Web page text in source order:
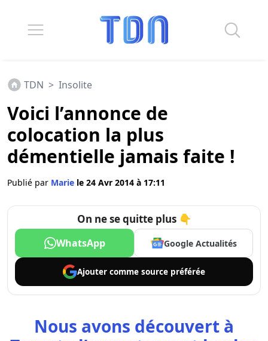
TDN > Insolite
Voici l’annonce de
colocation la plus
démentielle jamais faite !
Publié par Marie le 24 Avr 2014 à 17:11
On ne se quitte plus 👇
WhatsApp Google Actualités
Ajouter comme source préférée
Nous avons découvert à